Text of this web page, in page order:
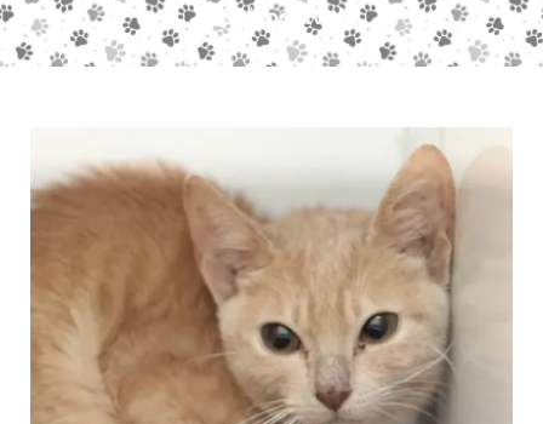
Disponível